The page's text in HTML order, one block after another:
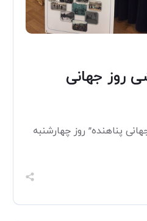
روز جهانی
پناهنده” روز چهارشنبه